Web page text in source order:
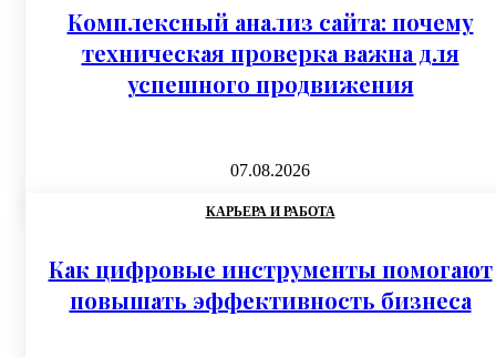
Комплексный анализ сайта: почему
техническая проверка важна для
успешного продвижения
07.08.2026
КАРЬЕРА И РАБОТА
Как цифровые инструменты помогают
повышать эффективность бизнеса